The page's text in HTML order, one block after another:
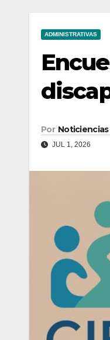
ADMINISTRATIVAS
Por Noticiencias
JUL 1, 2026